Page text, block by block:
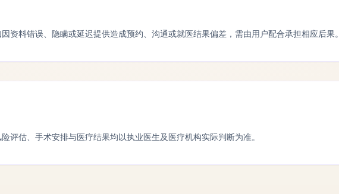
资料错误、隐瞒或延迟提供造成预约、沟通或就医结果偏差，需由用户配合承担相应后果。
评估、手术安排与医疗结果均以执业医生及医疗机构实际判断为准。